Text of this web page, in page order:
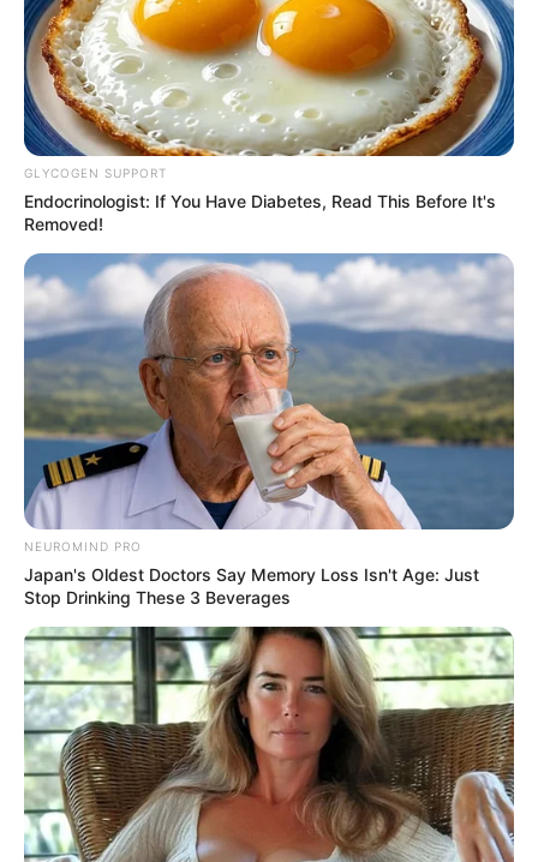
GLYCOGEN SUPPORT
Endocrinologist: If You Have Diabetes, Read This Before It's
Removed!
NEUROMIND PRO
Japan's Oldest Doctors Say Memory Loss Isn't Age: Just
Stop Drinking These 3 Beverages